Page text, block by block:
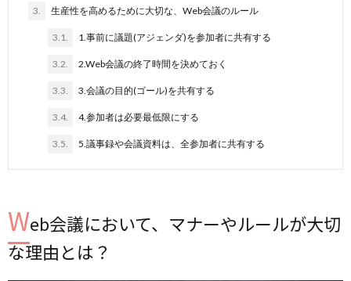
3. 生産性を高めるために大切な、Web会議のルール
3.1. 1.事前に議題(アジェンダ)を参加者に共有する
3.2. 2.Web会議の終了時間を決めておく
3.3. 3.会議の目的(ゴール)を共有する
3.4. 4.参加者は必要最低限にする
3.5. 5.議事録や会議資料は、全参加者に共有する
Web会議において、マナーやルールが大切
な理由とは？